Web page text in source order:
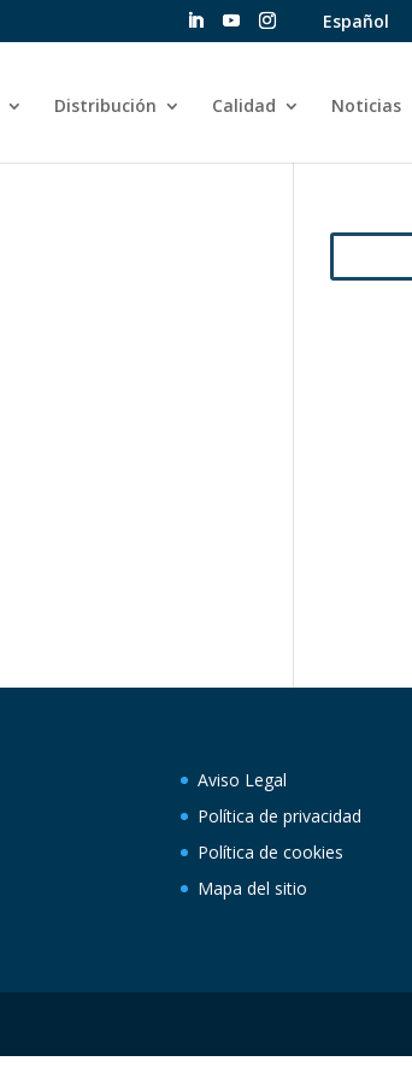
Español
Distribución Calidad Noticias
Aviso Legal
Política de privacidad
Política de cookies
Mapa del sitio